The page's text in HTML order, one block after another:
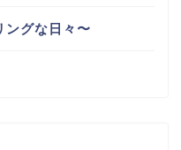
ングな日々〜